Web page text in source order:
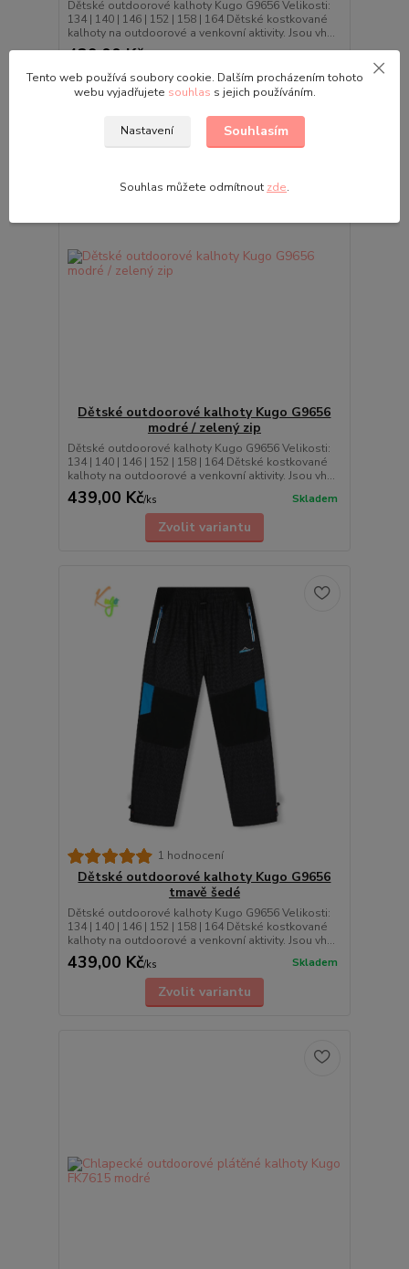
Dětské outdoorové kalhoty Kugo G9656 Velikosti:
134 | 140 | 146 | 152 | 158 | 164 Dětské kostkované
kalhoty na outdoorové a venkovní aktivity. Jsou vh...
439,00 Kč
Zvolit variantu
Dětské outdoorové kalhoty Kugo G9656
modré / zelený zip
Dětské outdoorové kalhoty Kugo G9656 Velikosti:
134 | 140 | 146 | 152 | 158 | 164 Dětské kostkované
kalhoty na outdoorové a venkovní aktivity. Jsou vh...
439,00 Kč/ks Skladem
Zvolit variantu
1 hodnocení
Dětské outdoorové kalhoty Kugo G9656
tmavě šedé
Dětské outdoorové kalhoty Kugo G9656 Velikosti:
134 | 140 | 146 | 152 | 158 | 164 Dětské kostkované
kalhoty na outdoorové a venkovní aktivity. Jsou vh...
439,00 Kč/ks Skladem
Zvolit variantu
Tento web používá soubory cookie. Dalším procházením tohoto
webu vyjadřujete souhlas s jejich používáním.
Nastavení Souhlasím
Souhlas můžete odmítnout zde.